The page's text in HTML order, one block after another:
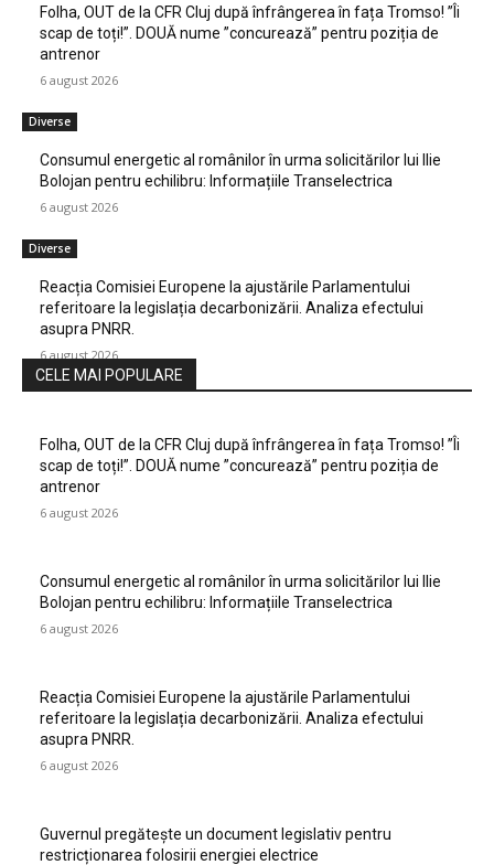
Folha, OUT de la CFR Cluj după înfrângerea în fața Tromso! ”Îi
scap de toți!”. DOUĂ nume ”concurează” pentru poziția de
antrenor
6 august 2026
Diverse
Consumul energetic al românilor în urma solicitărilor lui Ilie
Bolojan pentru echilibru: Informațiile Transelectrica
6 august 2026
Diverse
Reacția Comisiei Europene la ajustările Parlamentului
referitoare la legislația decarbonizării. Analiza efectului
asupra PNRR.
6 august 2026
CELE MAI POPULARE
Folha, OUT de la CFR Cluj după înfrângerea în fața Tromso! ”Îi
scap de toți!”. DOUĂ nume ”concurează” pentru poziția de
antrenor
6 august 2026
Consumul energetic al românilor în urma solicitărilor lui Ilie
Bolojan pentru echilibru: Informațiile Transelectrica
6 august 2026
Reacția Comisiei Europene la ajustările Parlamentului
referitoare la legislația decarbonizării. Analiza efectului
asupra PNRR.
6 august 2026
Guvernul pregătește un document legislativ pentru
restricționarea folosirii energiei electrice